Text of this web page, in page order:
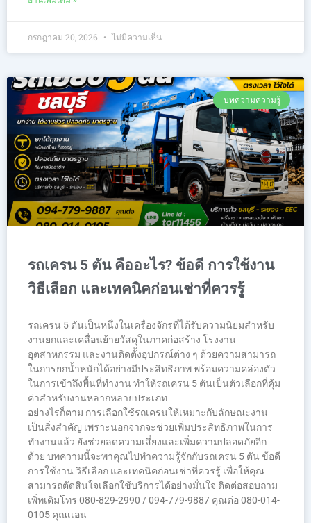
กรกฎาคม 20, 2026 ไม่มีความเห็น
บทความความรู้
รถเครน 5 ตัน คืออะไร? ข้อดี การใช้งาน
วิธีเลือก และเทคนิคก่อนเช่าที่ควรรู้
รถเครน 5 ตันเป็นหนึ่งในเครื่องจักรที่ได้รับความนิยมสำหรับ
งานยกและเคลื่อนย้ายวัสดุในภาคก่อสร้าง โรงงาน
อุตสาหกรรม และงานติดตั้งอุปกรณ์ต่าง ๆ ด้วยความสามารถ
ในการยกน้ำหนักได้อย่างมีประสิทธิภาพ พร้อมความคล่องตัว
ในการเข้าถึงพื้นที่ทำงาน ทำให้รถเครน 5 ตันเป็นตัวเลือกที่คุ้ม
ค่าสำหรับงานหลากหลายประเภท
อย่างไรก็ตาม การเลือกใช้รถเครนให้เหมาะกับลักษณะงาน
เป็นสิ่งสำคัญ เพราะนอกจากจะช่วยเพิ่มประสิทธิภาพในการ
ทำงานแล้ว ยังช่วยลดความเสี่ยงและเพิ่มความปลอดภัยอีก
ด้วย บทความนี้จะพาคุณไปทำความรู้จักกับรถเครน 5 ตัน ข้อดี
การใช้งาน วิธีเลือก และเทคนิคก่อนเช่าที่ควรรู้ เพื่อให้คุณ
สามารถตัดสินใจเลือกใช้บริการได้อย่างมั่นใจ ติดต่อสอบถาม
เพิ่ทเติมโทร 080-829-2990 / 094-779-9887 คุณต่อ 080-014-
0105 คุณเเอน